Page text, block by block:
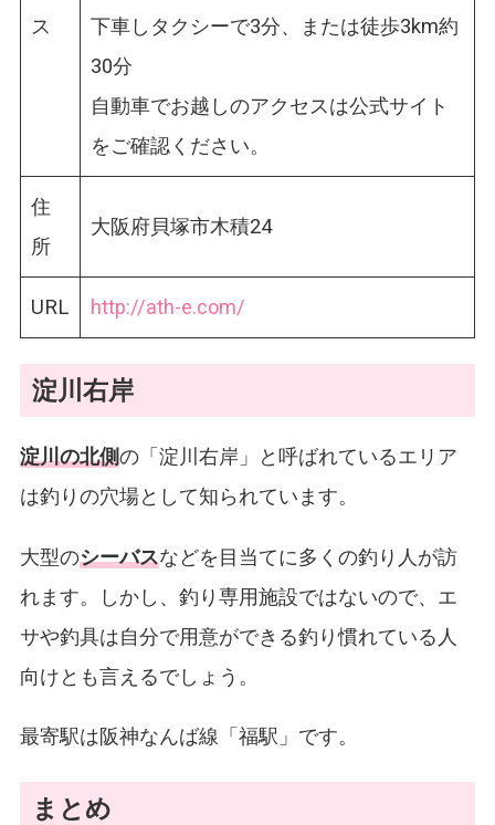
ス
下車しタクシーで3分、または徒歩3km約
30分
自動車でお越しのアクセスは公式サイト
をご確認ください。
住
所
大阪府貝塚市木積24
URL http://ath-e.com/
淀川右岸
淀川の北側の「淀川右岸」と呼ばれているエリア
は釣りの穴場として知られています。
大型のシーバスなどを目当てに多くの釣り人が訪
れます。しかし、釣り専用施設ではないので、エ
サや釣具は自分で用意ができる釣り慣れている人
向けとも言えるでしょう。
最寄駅は阪神なんば線「福駅」です。
まとめ